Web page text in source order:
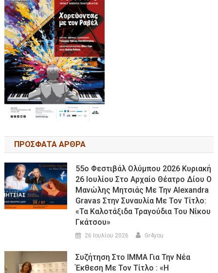
ΠΡΟΣΦΑΤΑ ΑΡΘΡΑ
55ο Φεστιβάλ Ολύμπου 2026 Κυριακή
26 Ιουλίου Στο Αρχαίο Θέατρο Δίου Ο
Μανώλης Μητσιάς Με Την Alexandra
Gravas Στην Συναυλία Με Τον Τίτλο:
«τα Καλοτάξιδα Τραγούδια Του Νίκου
Γκάτσου»
26 Ιουλίου 2026 Gr4you
Συζήτηση Στο ΙΜΜΑ Για Την Νέα
Έκθεση Με Τον Τίτλο : «Η